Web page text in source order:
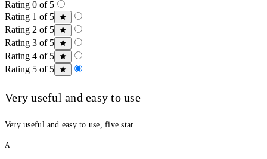
Rating 0 of 5
Rating 1 of 5
Rating 2 of 5
Rating 3 of 5
Rating 4 of 5
Rating 5 of 5
Very useful and easy to use
Very useful and easy to use, five star
A